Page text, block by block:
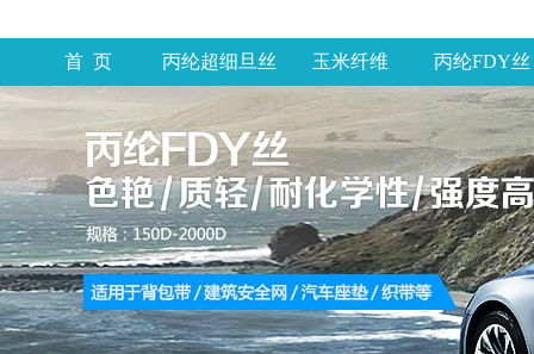
首 页 丙纶超细旦丝 玉米纤维 丙纶FDY丝